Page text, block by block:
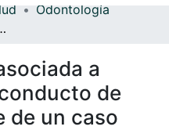
Odontología
Wharton. Reporte de un caso
a
de
de un caso